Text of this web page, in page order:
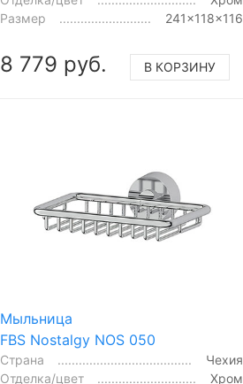
Размер
241x118x116
8 779 руб. В КОРЗИНУ
Мыльница
FBS Nostalgy NOS 050
Страна
Чехия
Отделка/цвет
Хром